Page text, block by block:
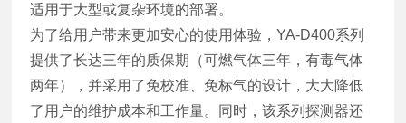
适用于大型或复杂环境的部署。
为了给用户带来更加安心的使用体验，YA-D400系列
提供了长达三年的质保期（可燃气体三年，有毒气体
两年），并采用了免校准、免标气的设计，大大降低
了用户的维护成本和工作量。同时，该系列探测器还